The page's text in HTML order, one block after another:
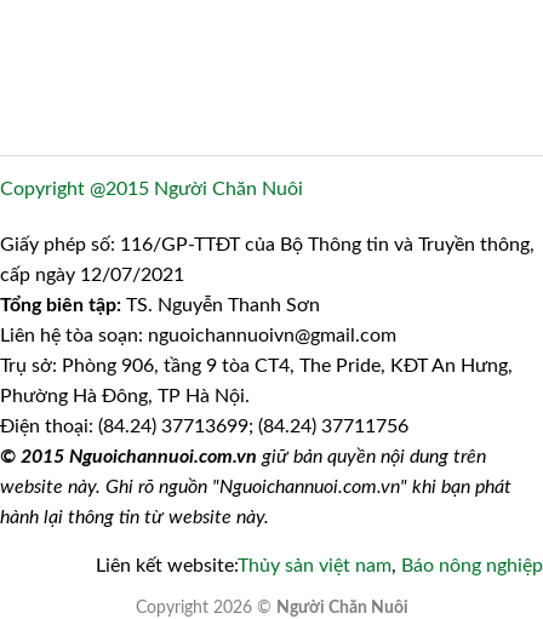
Copyright @2015 Người Chăn Nuôi
Giấy phép số: 116/GP-TTĐT của Bộ Thông tin và Truyền thông,
cấp ngày 12/07/2021
Tổng biên tập: TS. Nguyễn Thanh Sơn
Liên hệ tòa soạn: nguoichannuoivn@gmail.com
Trụ sở: Phòng 906, tầng 9 tòa CT4, The Pride, KĐT An Hưng,
Phường Hà Đông, TP Hà Nội.
Điện thoại: (84.24) 37713699; (84.24) 37711756
© 2015 Nguoichannuoi.com.vn giữ bản quyền nội dung trên
website này. Ghi rõ nguồn "Nguoichannuoi.com.vn" khi bạn phát
hành lại thông tin từ website này.
Liên kết website:Thủy sản việt nam, Báo nông nghiệp
Copyright 2026 © Người Chăn Nuôi